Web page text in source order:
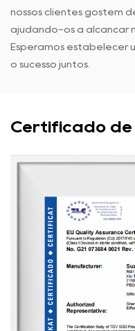
nossos clientes gostem
ajudando-os a alcançar
Esperamos estabelecer
o sucesso juntos.
Certificado de